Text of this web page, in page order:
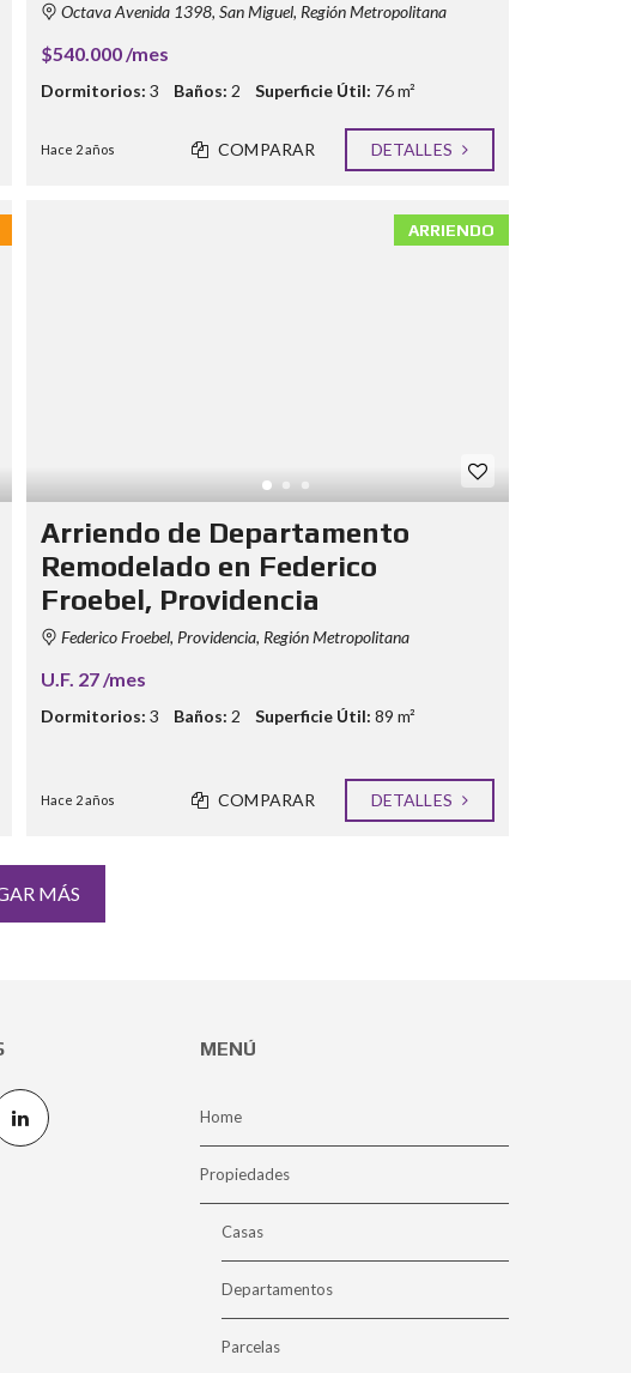
Octava Avenida 1398, San Miguel, Región Metropolitana
$540.000 /mes
Dormitorios: 3 Baños: 2 Superficie Útil: 76 m²
Hace 2 años COMPARAR DETALLES
ARRIENDO
Arriendo de Departamento
Remodelado en Federico
Froebel, Providencia
Federico Froebel, Providencia, Región Metropolitana
U.F. 27 /mes
Dormitorios: 3 Baños: 2 Superficie Útil: 89 m²
Hace 2 años COMPARAR DETALLES
MÁS
MENÚ
Home
Propiedades
Casas
Departamentos
Parcelas